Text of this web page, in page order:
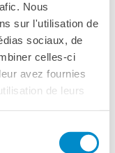
Nous
sur l'utilisation de
sociaux, de
celles-ci
avez fournies
de leurs
si dedica a
che
film. Dando loro
di un film di
possibilità di
giuria internazionale